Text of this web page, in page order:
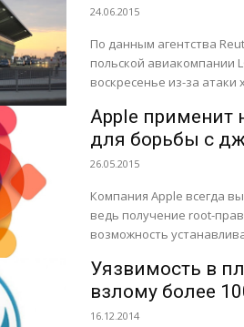
24.06.2015
По данным агентства
польской авиакомпании
воскресенье из-за
Apple применит
для борьбы с
26.05.2015
Компания Apple всегда
ведь получение root-
возможность
Уязвимость в
взлому более
платформе
16.12.2014